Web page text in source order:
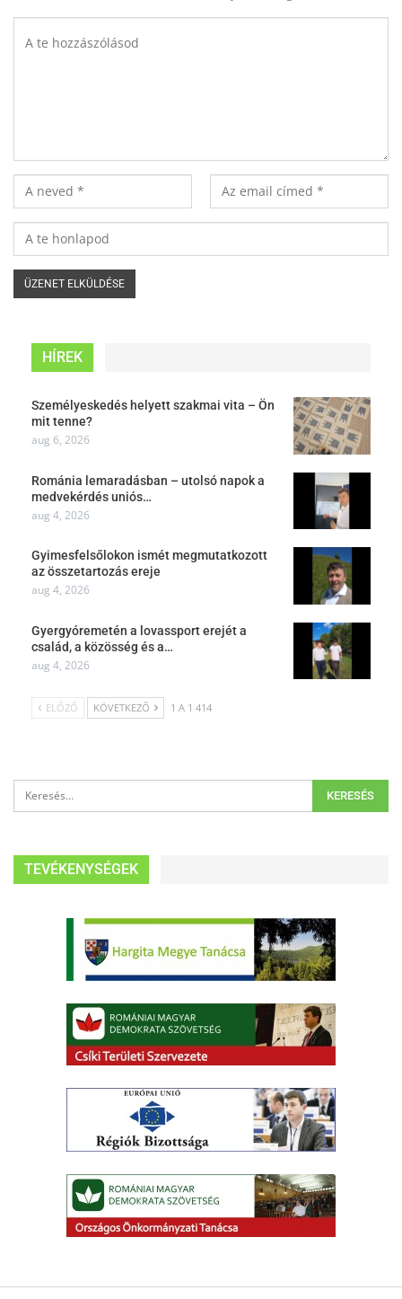
HÍREK
Személyeskedés helyett szakmai vita – Ön
mit tenne?
aug 6, 2026
Románia lemaradásban – utolsó napok a
medvekérdés uniós…
aug 4, 2026
Gyimesfelsőlokon ismét megmutatkozott
az összetartozás ereje
aug 4, 2026
Gyergyóremetén a lovassport erejét a
család, a közösség és a…
aug 4, 2026
ELŐZŐ KÖVETKEZŐ 1 A 1 414
TEVÉKENYSÉGEK